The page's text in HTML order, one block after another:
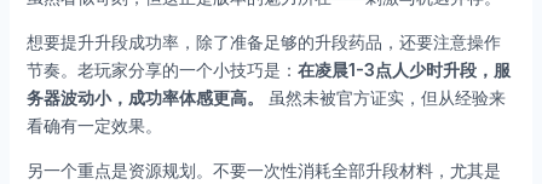
想要提升升段成功率，除了准备足够的升段药品，还要注意操作
节奏。老玩家分享的一个小技巧是： 在凌晨1-3点人少时升段，服
务器波动小，成功率体感更高。
虽然未被官方证实，但从经验来
看确有一定效果。
另一个重点是资源规划。不要一次性消耗全部升段材料，尤其是